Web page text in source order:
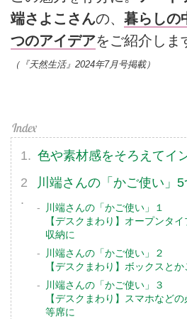
端さよこさんの、 暮らしの
つのアイデアをご紹介しま
（『天然生活』2024年7月号掲載）
色や素材感をそろえてイ
川端さんの「かご使い」
川端さんの「かご使い」１
【デスクまわり】オープンタ
収納に
川端さんの「かご使い」２
【デスクまわり】ボックスと
川端さんの「かご使い」３
【デスクまわり】スマホなど
等席に